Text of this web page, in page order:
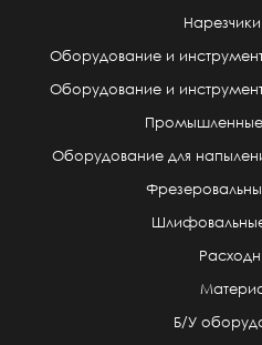
Оборудование и
Оборудование и
Оборудование для
Б/У